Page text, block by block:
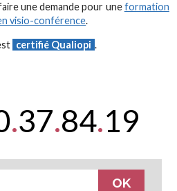
une demande pour uneformation
visio-conférence.
certifié Qualiopi .
.37.84.19